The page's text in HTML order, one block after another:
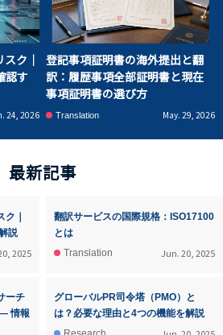
ク｜
認す
24, 2026
登記事項証明書の海外提出と翻
訳：履歴事項全部証明書と現在
事項証明書の選び方
Translation May. 29, 2026
最新記事
｜
説
2025
翻訳サービスの国際規格：ISO17100
とは
Translation
Jun. 20, 2025
ーチ
情報
グローバルPR司令塔（PMO）と
は？必要な理由と4つの機能を解説